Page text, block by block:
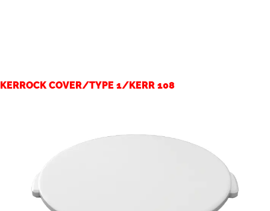
KERROCK COVER/TYPE 1/KERR 108